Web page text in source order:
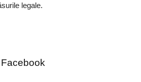
legale.